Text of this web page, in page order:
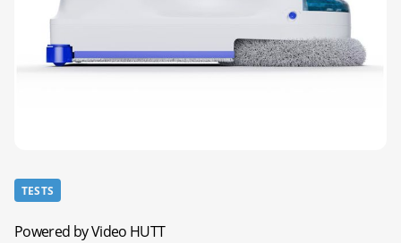
TESTS
Powered by Video HUTT